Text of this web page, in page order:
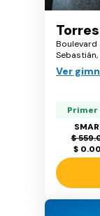
Boulevard
Ver
Primer
$
$ 0.00